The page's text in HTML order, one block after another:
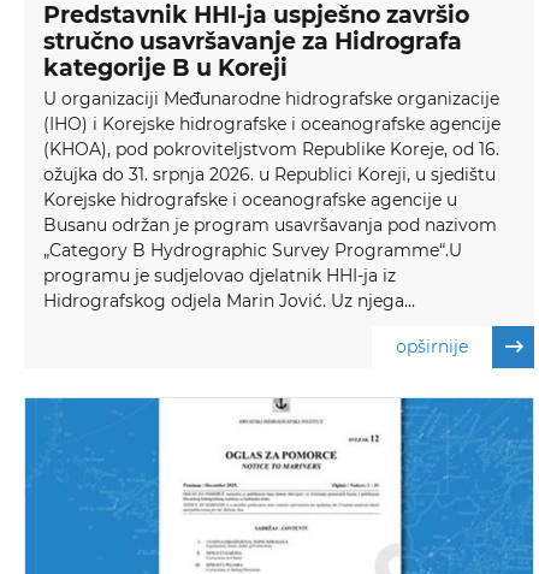
Predstavnik HHI-ja uspješno završio
stručno usavršavanje za Hidrografa
kategorije B u Koreji
U organizaciji Međunarodne hidrografske organizacije
(IHO) i Korejske hidrografske i oceanografske agencije
(KHOA), pod pokroviteljstvom Republike Koreje, od 16.
ožujka do 31. srpnja 2026. u Republici Koreji, u sjedištu
Korejske hidrografske i oceanografske agencije u
Busanu održan je program usavršavanja pod nazivom
„Category B Hydrographic Survey Programme“.U
programu je sudjelovao djelatnik HHI-ja iz
Hidrografskog odjela Marin Jović. Uz njega...
opširnije